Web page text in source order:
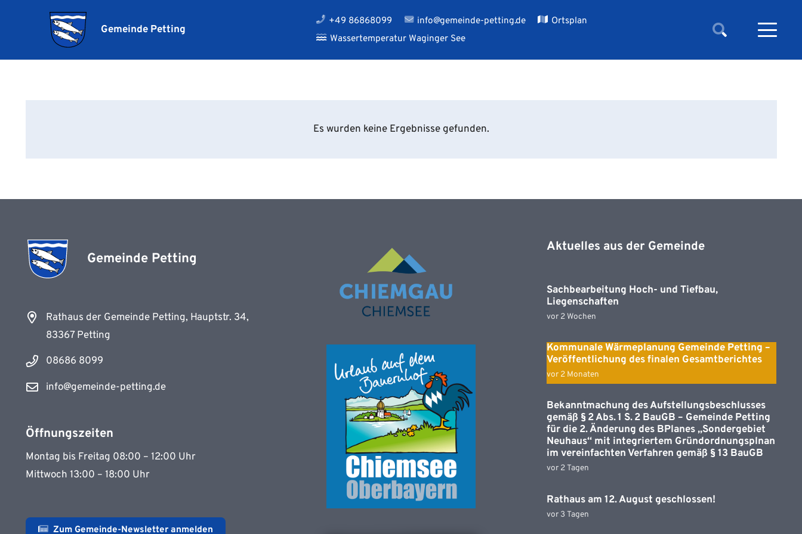
Gemeinde Petting
+49 86868099 info@gemeinde-petting.de
Ortsplan
Wassertemperatur Waginger See
Es wurden keine Ergebnisse gefunden.
Gemeinde Petting
Rathaus der Gemeinde Petting, Hauptstr. 34,
83367 Petting
08686 8099
info@gemeinde-petting.de
Öffnungszeiten
Montag bis Freitag 08:00 – 12:00 Uhr
Mittwoch 13:00 – 18:00 Uhr
Zum Gemeinde-Newsletter anmelden
Aktuelles aus der Gemeinde
Sachbearbeitung Hoch- und Tiefbau,
Liegenschaften
vor 2 Wochen
Kommunale Wärmeplanung Gemeinde Petting –
Veröffentlichung des finalen Gesamtberichtes
vor 2 Monaten
Bekanntmachung des Aufstellungsbeschlusses
gemäß § 2 Abs. 1 S. 2 BauGB – Gemeinde Petting
für die 2. Änderung des BPlanes „Sondergebiet
Neuhaus“ mit integriertem Gründordnungsplnan
im vereinfachten Verfahren gemäß § 13 BauGB
vor 2 Tagen
Rathaus am 12. August geschlossen!
vor 3 Tagen